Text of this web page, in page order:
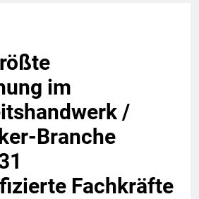
im
/
Branche
Fachkräfte